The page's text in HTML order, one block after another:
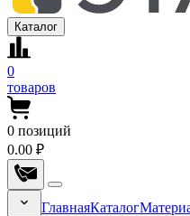
Каталог
0
товаров
0 позиций
0.00 ₽
ГлавнаяКаталог